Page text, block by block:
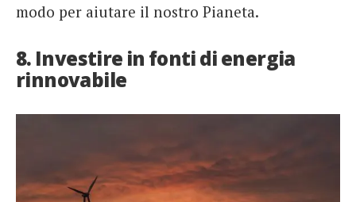
modo per aiutare il nostro Pianeta.
8. Investire in fonti di energia
rinnovabile